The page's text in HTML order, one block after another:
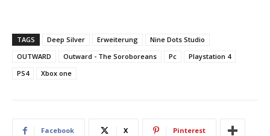
TAGS Deep Silver Erweiterung
Nine Dots Studio
OUTWARD
Outward - The Soroboreans Pc
Playstation 4
PS4
Xbox one
Facebook X Pinterest